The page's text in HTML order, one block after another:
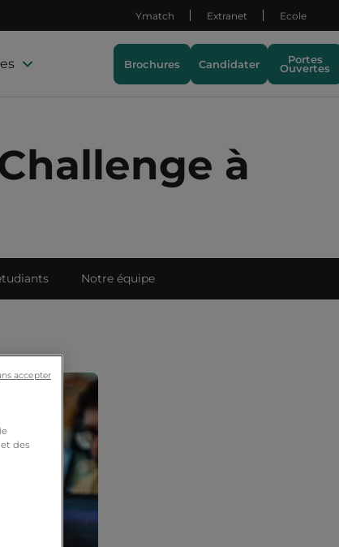
Ymatch Extranet Ecole
Brochures Candidater Portes
Ouvertes
à
Notre équipe
des
accepter